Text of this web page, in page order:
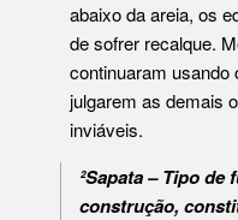
abaixo da areia, os
de sofrer recalque.
continuaram usando
julgarem as demais
inviáveis.
²Sapata – Tipo de
construção,